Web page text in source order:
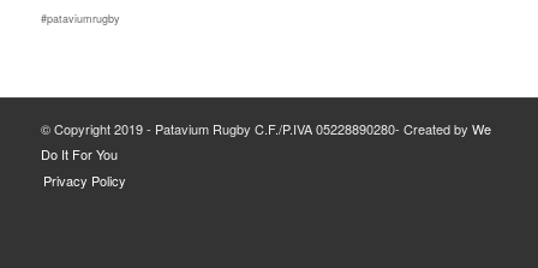
#pataviumrugby
© Copyright 2019 - Patavium Rugby C.F./P.IVA 05228890280- Created by We
Do It For You
Privacy Policy